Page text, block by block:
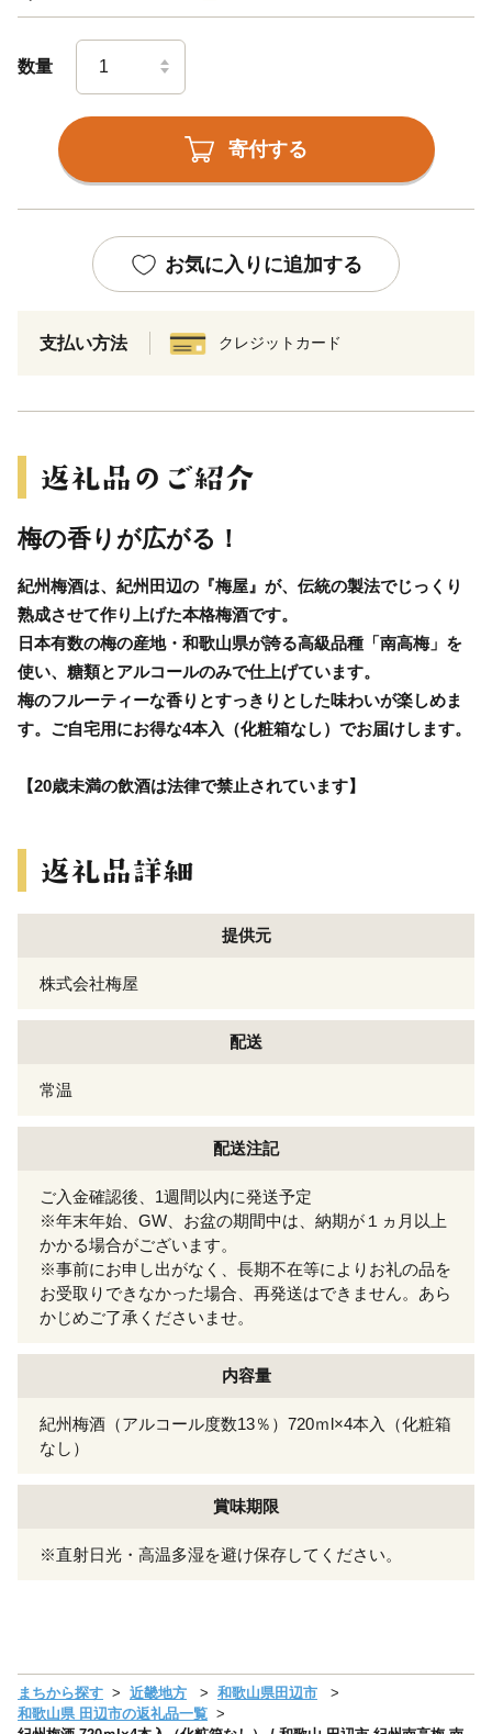
数量
寄付する
お気に入りに追加する
支払い方法 クレジットカード
梅の香りが広がる！
紀州梅酒は、紀州田辺の『梅屋』が、伝統の製法でじっくり
熟成させて作り上げた本格梅酒です。
日本有数の梅の産地・和歌山県が誇る高級品種「南高梅」を
使い、糖類とアルコールのみで仕上げています。
梅のフルーティーな香りとすっきりとした味わいが楽しめま
す。ご自宅用にお得な4本入（化粧箱なし）でお届けします。
【20歳未満の飲酒は法律で禁止されています】
提供元
株式会社梅屋
配送
常温
配送注記
ご入金確認後、1週間以内に発送予定
※年末年始、GW、お盆の期間中は、納期が１ヵ月以上
かかる場合がございます。
※事前にお申し出がなく、長期不在等によりお礼の品を
お受取りできなかった場合、再発送はできません。あら
かじめご了承くださいませ。
内容量
紀州梅酒（アルコール度数13％）720ｍl×4本入（化粧箱
なし）
賞味期限
※直射日光・高温多湿を避け保存してください。
まちから探す 近畿地方
和歌山県田辺市
和歌山県 田辺市の返礼品一覧